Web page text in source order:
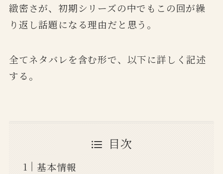
緻密さが、初期シリーズの中でもこの回が繰
り返し話題になる理由だと思う。
全てネタバレを含む形で、以下に詳しく記述
する。
目次
基本情報